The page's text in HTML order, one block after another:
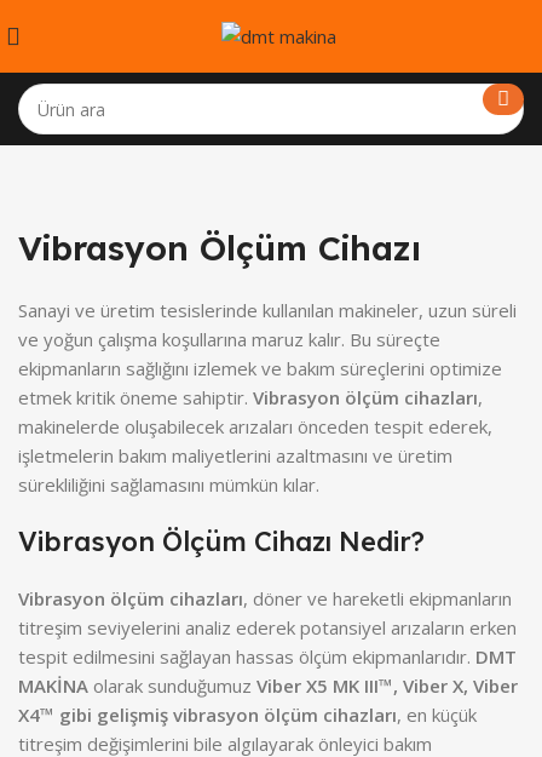
Vibrasyon Ölçüm Cihazı
Sanayi ve üretim tesislerinde kullanılan makineler, uzun süreli
ve yoğun çalışma koşullarına maruz kalır. Bu süreçte
ekipmanların sağlığını izlemek ve bakım süreçlerini optimize
etmek kritik öneme sahiptir. Vibrasyon ölçüm cihazları,
makinelerde oluşabilecek arızaları önceden tespit ederek,
işletmelerin bakım maliyetlerini azaltmasını ve üretim
sürekliliğini sağlamasını mümkün kılar.
Vibrasyon Ölçüm Cihazı Nedir?
Vibrasyon ölçüm cihazları, döner ve hareketli ekipmanların
titreşim seviyelerini analiz ederek potansiyel arızaların erken
tespit edilmesini sağlayan hassas ölçüm ekipmanlarıdır. DMT
MAKİNA olarak sunduğumuz Viber X5 MK III™, Viber X, Viber
X4™ gibi gelişmiş vibrasyon ölçüm cihazları, en küçük
titreşim değişimlerini bile algılayarak önleyici bakım